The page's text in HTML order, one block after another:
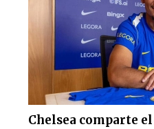
Chelsea comparte